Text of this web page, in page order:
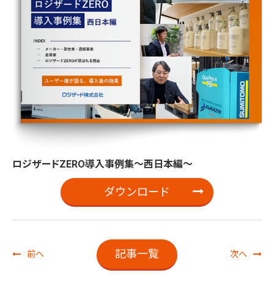
ロジザードZERO導入事例集～西日本編～
ダウンロード
前へ 記事一覧 次へ